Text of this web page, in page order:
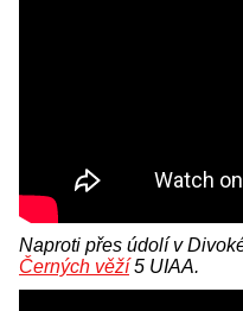
Naproti přes údolí v
Černých věží5 UIAA.